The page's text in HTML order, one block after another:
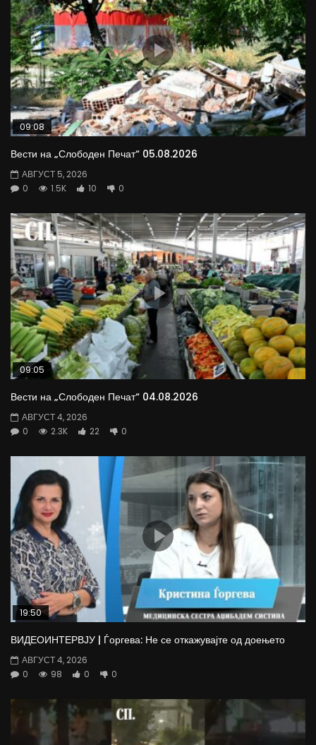
09:08
Вести на „Слободен Печат“ 05.08.2026
АВГУСТ 5, 2026
0
1.5K 10 0
09:05
Вести на „Слободен Печат“ 04.08.2026
АВГУСТ 4, 2026
0
2.3K 22 0
19:50
ВИДЕОИНТЕРВЈУ | Ѓоргева: Не се откажувајте од доењето
АВГУСТ 4, 2026
0
98 0 0